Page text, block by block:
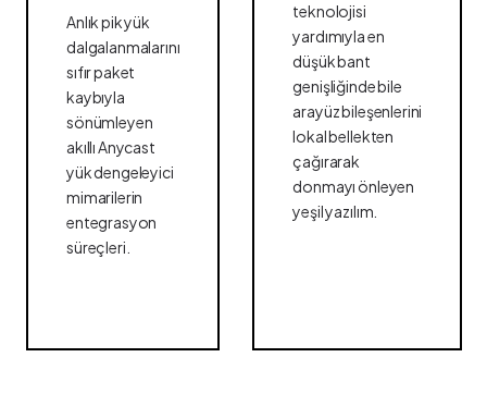
Anlık pik yük
dalgalanmalarını
sıfır paket
kaybıyla
sönümleyen
akıllı Anycast
yük dengeleyici
mimarilerin
entegrasyon
süreçleri.
teknolojisi
yardımıyla en
düşük bant
genişliğinde bile
arayüz bileşenlerini
lokal bellekten
çağırarak
donmayı önleyen
yeşil yazılım.